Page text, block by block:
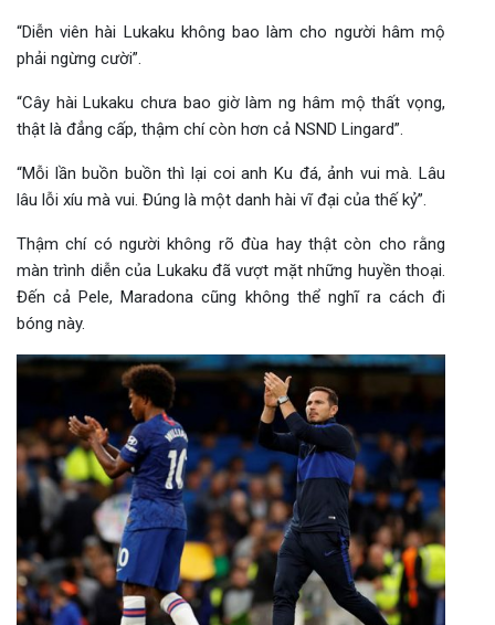
“Diễn viên hài Lukaku không bao làm cho người hâm mộ
phải ngừng cười”.
“Cây hài Lukaku chưa bao giờ làm ng hâm mộ thất vọng,
thật là đẳng cấp, thậm chí còn hơn cả NSND Lingard”.
“Mỗi lần buồn buồn thì lại coi anh Ku đá, ảnh vui mà. Lâu
lâu lỗi xíu mà vui. Đúng là một danh hài vĩ đại của thế kỷ”.
Thậm chí có người không rõ đùa hay thật còn cho rằng
màn trình diễn của Lukaku đã vượt mặt những huyền thoại.
Đến cả Pele, Maradona cũng không thể nghĩ ra cách đi
bóng này.